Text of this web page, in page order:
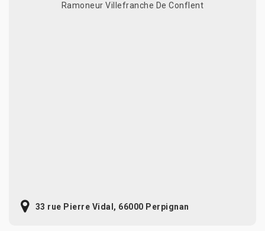
Ramoneur Villefranche De Conflent
33 rue Pierre Vidal, 66000 Perpignan